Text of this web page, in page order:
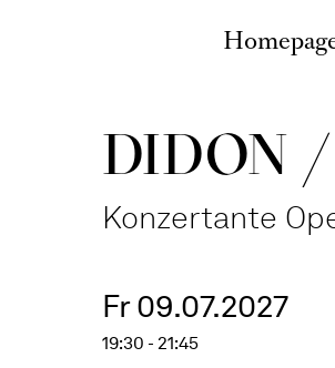
DIDON /
Konzertante
Fr 09.07.2027
19:30 - 21:45